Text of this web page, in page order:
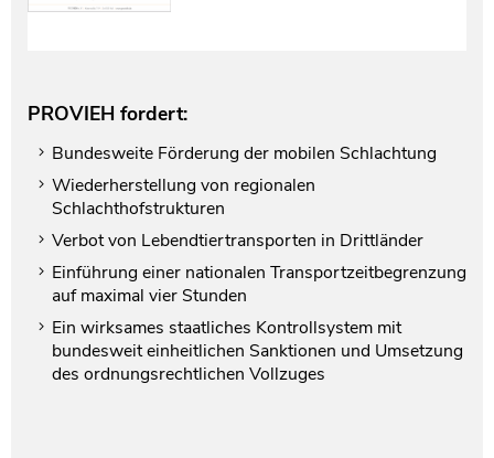
PROVIEH fordert:
Bundesweite Förderung der mobilen Schlachtung
Wiederherstellung von regionalen
Schlachthofstrukturen
Verbot von Lebendtiertransporten in Drittländer
Einführung einer nationalen Transportzeitbegrenzung
auf maximal vier Stunden
Ein wirksames staatliches Kontrollsystem mit
bundesweit einheitlichen Sanktionen und Umsetzung
des ordnungsrechtlichen Vollzuges